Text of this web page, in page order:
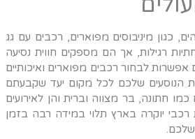
כגון מיניבוסים מפוארים, רכבים עם גג
רגילות, אך הם מספקים חווית נסיעה
זמינה עבורכם כאן באתר עם אפשרות לבחור רכבים מפוארים ואיכותיים
הנוסעים שלכם לכל מקום יעד שקבעתם
חתונה, בר מצווה וברית והן לאירועים
יוקרה בארץ תלוי במידה רבה בזמן